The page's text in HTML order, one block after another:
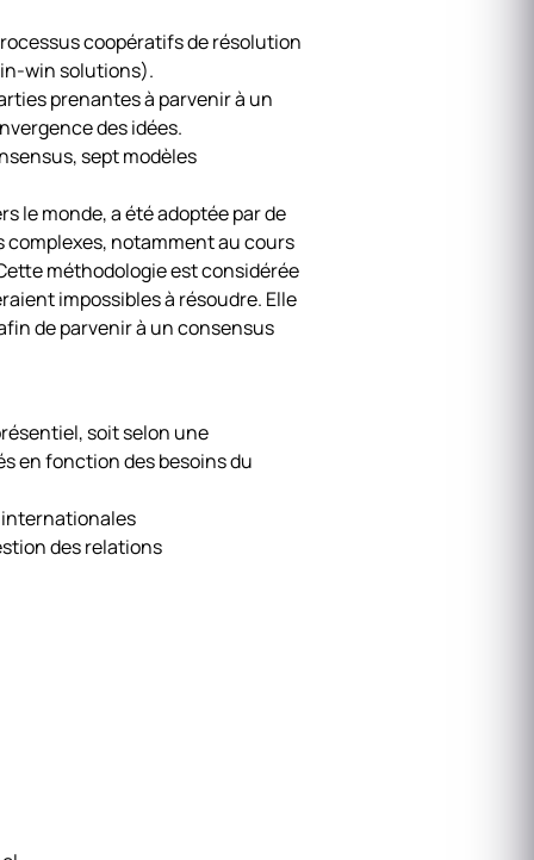
coopératifs de résolution
win solutions).
prenantes à parvenir à un
des idées.
sept modèles
le monde, a été adoptée par de
notamment au cours
méthodologie est considérée
impossibles à résoudre. Elle
de parvenir à un consensus
soit selon une
en fonction des besoins du
internationales
des relations